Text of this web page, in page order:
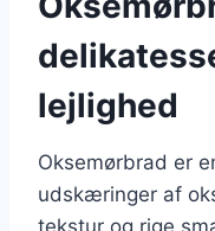
lejlighed
Oksemørbrad er
udskæringer af
tekstur og rige